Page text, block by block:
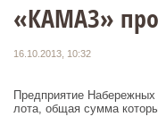
«КАМАЗ»
16.10.2013, 10:32
Предприятие
лота, общая сумма